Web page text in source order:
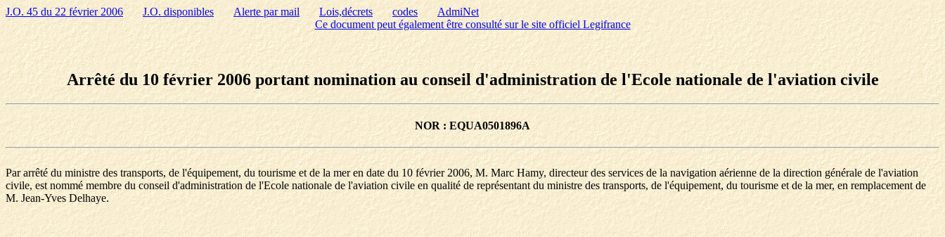
J.O. 45 du 22 février 2006 J.O. disponibles Alerte par mail Lois,décrets codes
AdmiNet
Ce document peut également être consulté sur le site officiel Legifrance
Arrêté du 10 février 2006 portant nomination au conseil d'administration de l'Ecole nationale de l'aviation civile
NOR : EQUA0501896A
Par arrêté du ministre des transports, de l'équipement, du tourisme et de la mer en date du 10 février 2006, M. Marc Hamy, directeur des services de la navigation aérienne de la direction générale de l'aviation
civile, est nommé membre du conseil d'administration de l'Ecole nationale de l'aviation civile en qualité de représentant du ministre des transports, de l'équipement, du tourisme et de la mer, en remplacement de
M. Jean-Yves Delhaye.